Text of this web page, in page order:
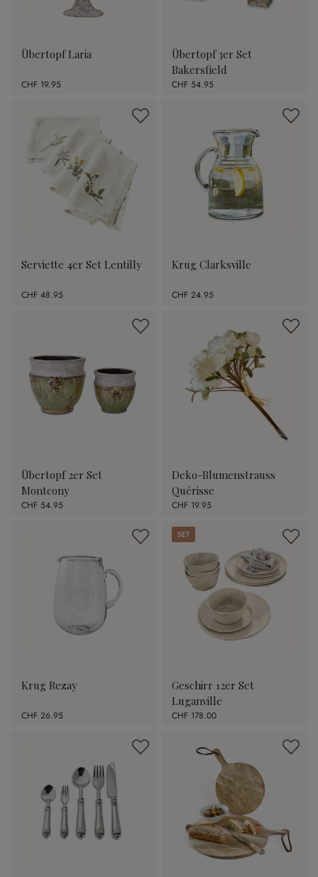
Übertopf Laria
CHF 19.95
Übertopf 3er Set
Bakersfield
CHF 54.95
Serviette 4er Set Lentilly
CHF 48.95
Krug Clarksville
CHF 24.95
Übertopf 2er Set
Montcony
CHF 54.95
Deko-Blumenstrauss
Quérisse
CHF 19.95
Krug Rezay
CHF 26.95
Set
Geschirr 12er Set
Luganville
CHF 178.00